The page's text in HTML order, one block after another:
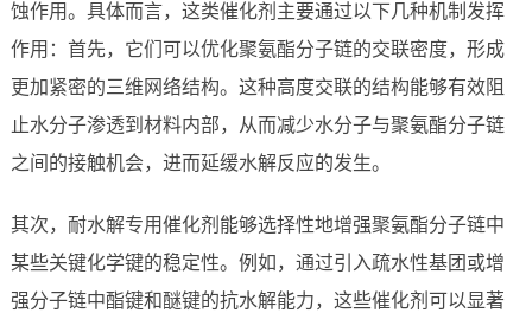
蚀作用。具体而言，这类催化剂主要通过以下几种机制发挥
作用：首先，它们可以优化聚氨酯分子链的交联密度，形成
更加紧密的三维网络结构。这种高度交联的结构能够有效阻
止水分子渗透到材料内部，从而减少水分子与聚氨酯分子链
之间的接触机会，进而延缓水解反应的发生。
其次，耐水解专用催化剂能够选择性地增强聚氨酯分子链中
某些关键化学键的稳定性。例如，通过引入疏水性基团或增
强分子链中酯键和醚键的抗水解能力，这些催化剂可以显著